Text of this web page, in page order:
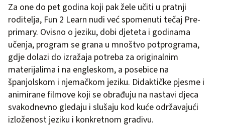
Za one do pet godina koji pak žele učiti u pratnji
roditelja, Fun 2 Learn nudi već spomenuti tečaj Pre-
primary. Ovisno o jeziku, dobi djeteta i godinama
učenja, program se grana u mnoštvo potprograma,
gdje dolazi do izražaja potreba za originalnim
materijalima i na engleskom, a posebice na
španjolskom i njemačkom jeziku. Didaktičke pjesme i
animirane filmove koji se obrađuju na nastavi djeca
svakodnevno gledaju i slušaju kod kuće održavajući
izloženost jeziku i konkretnom gradivu.